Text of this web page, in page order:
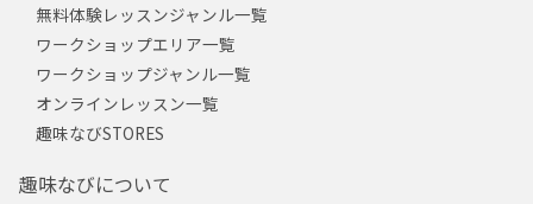
無料体験レッスンジャンル一覧
ワークショップエリア一覧
ワークショップジャンル一覧
オンラインレッスン一覧
趣味なびSTORES
趣味なびについて